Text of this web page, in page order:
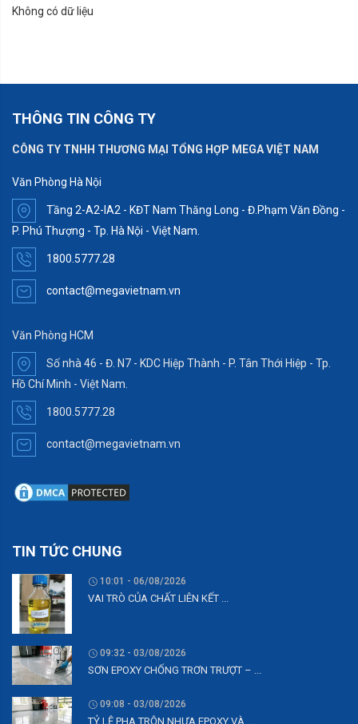
Không có dữ liệu
THÔNG TIN CÔNG TY
CÔNG TY TNHH THƯƠNG MẠI TỔNG HỢP MEGA VIỆT NAM
Văn Phòng Hà Nội
Tầng 2-A2-IA2 - KĐT Nam Thăng Long - Đ.Phạm Văn Đồng -
P. Phú Thượng - Tp. Hà Nội - Việt Nam.
1800.5777.28
contact@megavietnam.vn
Văn Phòng HCM
Số nhà 46 - Đ. N7 - KDC Hiệp Thành - P. Tân Thới Hiệp - Tp.
Hồ Chí Minh - Việt Nam.
1800.5777.28
contact@megavietnam.vn
TIN TỨC CHUNG
10:01 - 06/08/2026
VAI TRÒ CỦA CHẤT LIÊN KẾT ...
09:32 - 03/08/2026
SƠN EPOXY CHỐNG TRƠN TRƯỢT – ...
09:08 - 03/08/2026
TỶ LỆ PHA TRỘN NHỰA EPOXY VÀ ...